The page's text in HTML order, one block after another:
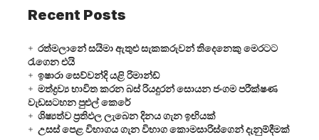
Recent Posts
රත්මලානේ සයිමා ඇතුළු සැකකරුවන් තිදෙනෙකු මෙරටට
රැගෙන එයි
ඉෂාරා සෙව්වන්දි යළි රිමාන්ඩ්
මත්ද්‍රව්‍ය භාවිත කරන බස් රියදුරන් සොයන ජංගම පරීක්ෂණ
වැඩසටහන පුළුල් කෙරේ
ශිෂ්‍යත්ව ප්‍රතිඵල ලැබෙන දිනය ගැන ඉඟියක්
උසස් පෙළ විභාගය ගැන විභාග කොමසාරිස්ගෙන් දැනුම්දීමක්